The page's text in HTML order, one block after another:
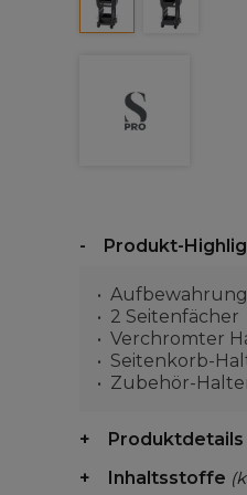
Produkt-
2 Seitenfächer
Verchromter
Seitenkorb-
Zubehör-
Produktdetails
Inhaltsstoffe